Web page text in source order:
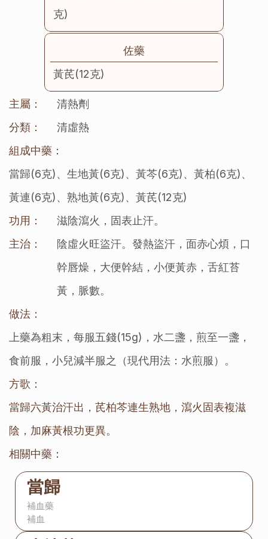
克)
佐藥
黃芪(12克)
主屬：
清熱劑
分類：
清虛熱
組成中藥：
當歸(6克)、生地黃(6克)、黃芩(6克)、黃柏(6克)、
黃連(6克)、熟地黃(6克)、黃芪(12克)
功用：
滋陰瀉火，固表止汗。
主治：
陰虛火旺盜汗。發熱盜汗，面赤心煩，口
幹唇燥，大便幹結，小便黃赤，舌紅苔
黃，脈數。
做法：
上藥為粗末，每服五錢(15g)，水二盞，煎至一盞，
食前服，小兒減半服之（現代用法：水煎服）。
方歌：
當歸六黃治汗出，芪柏芩連生熟地，瀉火固表複滋
陰，加麻黃根功更異。
相關中藥：
當歸
補血藥
補血